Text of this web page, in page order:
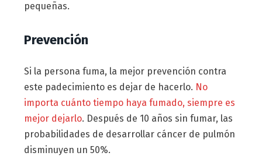
pequeñas.
Prevención
Si la persona fuma, la mejor prevención contra
este padecimiento es dejar de hacerlo. No
importa cuánto tiempo haya fumado, siempre es
mejor dejarlo. Después de 10 años sin fumar, las
probabilidades de desarrollar cáncer de pulmón
disminuyen un 50%.